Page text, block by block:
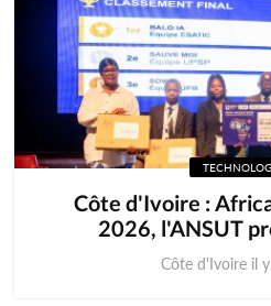
Côte d'Ivoire :
2026, l'ANSUT
Côte d'Ivoire il